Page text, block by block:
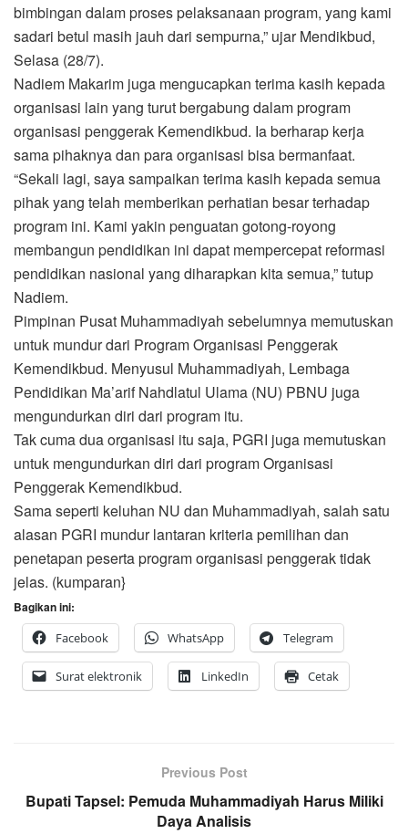
bimbingan dalam proses pelaksanaan program, yang kami
sadari betul masih jauh dari sempurna,” ujar Mendikbud,
Selasa (28/7).
Nadiem Makarim juga mengucapkan terima kasih kepada
organisasi lain yang turut bergabung dalam program
organisasi penggerak Kemendikbud. Ia berharap kerja
sama pihaknya dan para organisasi bisa bermanfaat.
“Sekali lagi, saya sampaikan terima kasih kepada semua
pihak yang telah memberikan perhatian besar terhadap
program ini. Kami yakin penguatan gotong-royong
membangun pendidikan ini dapat mempercepat reformasi
pendidikan nasional yang diharapkan kita semua,” tutup
Nadiem.
Pimpinan Pusat Muhammadiyah sebelumnya memutuskan
untuk mundur dari Program Organisasi Penggerak
Kemendikbud. Menyusul Muhammadiyah, Lembaga
Pendidikan Ma’arif Nahdlatul Ulama (NU) PBNU juga
mengundurkan diri dari program itu.
Tak cuma dua organisasi itu saja, PGRI juga memutuskan
untuk mengundurkan diri dari program Organisasi
Penggerak Kemendikbud.
Sama seperti keluhan NU dan Muhammadiyah, salah satu
alasan PGRI mundur lantaran kriteria pemilihan dan
penetapan peserta program organisasi penggerak tidak
jelas. (kumparan}
Bagikan ini:
Facebook
WhatsApp Telegram
Surat elektronik LinkedIn Cetak
Previous Post
Bupati Tapsel: Pemuda Muhammadiyah Harus Miliki
Daya Analisis